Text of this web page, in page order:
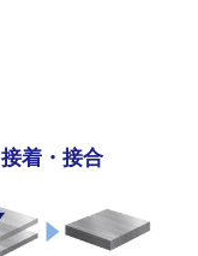
接着・接合